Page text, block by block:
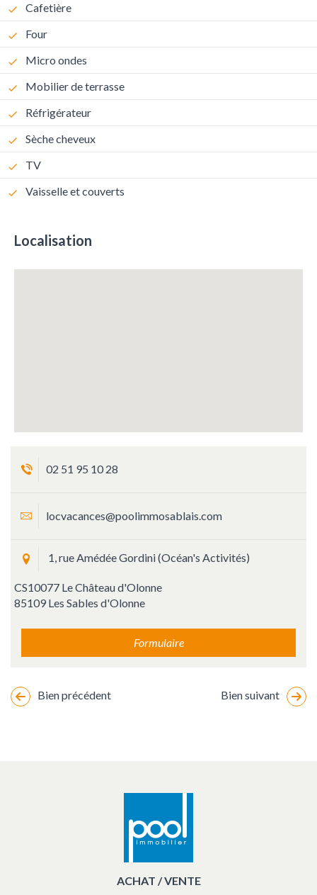
Cafetière
Four
Micro ondes
Mobilier de terrasse
Réfrigérateur
Sèche cheveux
TV
Vaisselle et couverts
Localisation
02 51 95 10 28
locvacances@poolimmosablais.com
1, rue Amédée Gordini (Océan's Activités)
CS10077 Le Château d'Olonne
85109 Les Sables d'Olonne
Formulaire
Bien précédent Bien suivant
ACHAT / VENTE